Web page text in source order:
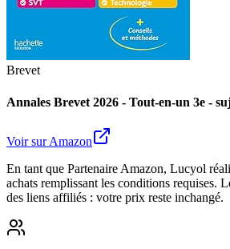
Brevet
Annales Brevet 2026 - Tout-en-un 3e -
Voir sur Amazon
En tant que Partenaire Amazon, Lucyol
achats remplissant les conditions requises.
des liens affiliés : votre prix reste inchangé.